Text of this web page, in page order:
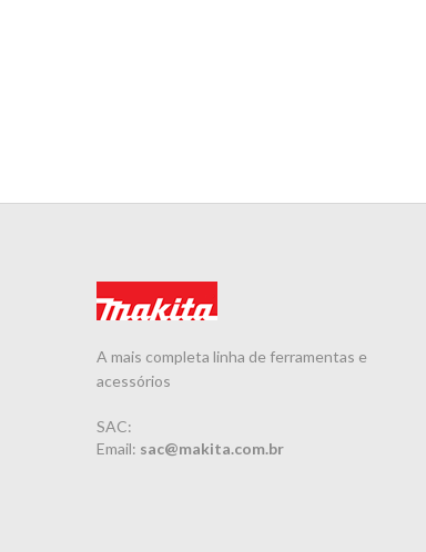
A mais completa linha de ferramentas e
acessórios
SAC:
Email: sac@makita.com.br